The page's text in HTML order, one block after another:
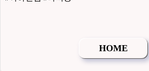
HOME